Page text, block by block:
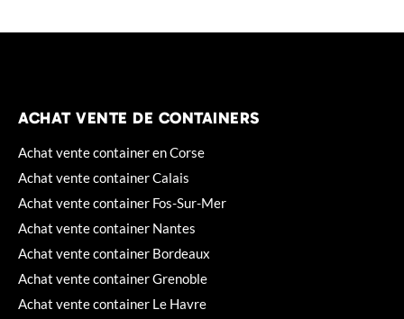
ACHAT VENTE DE CONTAINERS
Achat vente container en Corse
Achat vente container Calais
Achat vente container Fos-Sur-Mer
Achat vente container Nantes
Achat vente container Bordeaux
Achat vente container Grenoble
Achat vente container Le Havre